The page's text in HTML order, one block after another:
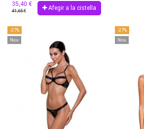
35,40 €
41,65 € Afegir a la cistella
-27%
Nou
-27%
Nou